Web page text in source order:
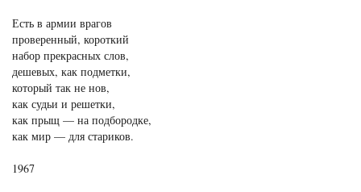
Есть в армии врагов
проверенный, короткий
набор прекрасных слов,
дешевых, как подметки,
который так не нов,
как судьи и решетки,
как прыщ — на подбородке,
как мир — для стариков.
1967